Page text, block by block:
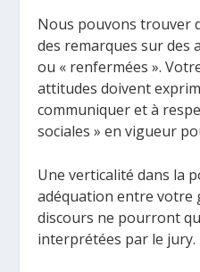
Nous pouvons trouver
des remarques sur des
ou « renfermées ».
attitudes doivent
communiquer et à
sociales » en vigueur
Une verticalité dans la
adéquation entre votre
discours ne pourront
interprétées par le jury.